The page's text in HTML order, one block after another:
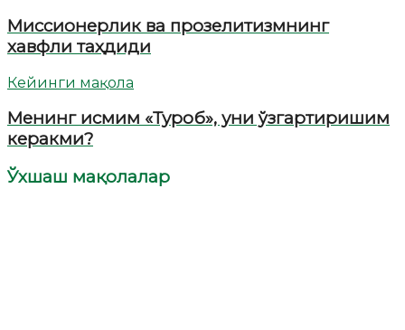
Миссионерлик ва прозелитизмнинг
хавфли таҳдиди
Кейинги мақола
Менинг исмим «Туроб», уни ўзгартиришим
керакми?
Ўхшаш мақолалар